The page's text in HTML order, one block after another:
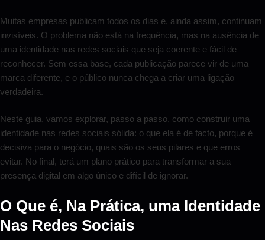
Muitas empresas publicam todos os dias e, ainda assim, continuam
invisíveis. O problema não está na frequência, mas na ausência de
uma identidade nas redes sociais que seja coerente e fácil de
reconhecer. Sem essa base, cada publicação parece vir de uma
marca diferente, e o público nunca chega a criar uma ligação
verdadeira.
Neste guia, vamos explorar, passo a passo, como construir uma
identidade nas redes sociais sólida: o que ela é de facto, porque é
decisiva para o negócio, quais são os seus pilares e que erros
evitar. No final, terá um plano prático para transformar a sua
presença digital em algo único e difícil de ignorar.
O Que é, Na Prática, uma Identidade
Nas Redes Sociais